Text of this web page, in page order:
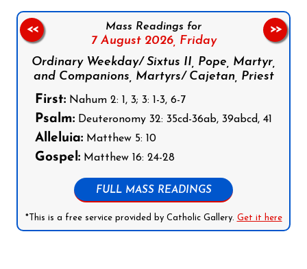
Mass Readings for
7 August 2026, Friday
Ordinary Weekday/ Sixtus II, Pope, Martyr,
and Companions, Martyrs/ Cajetan, Priest
First: Nahum 2: 1, 3; 3: 1-3, 6-7
Psalm: Deuteronomy 32: 35cd-36ab, 39abcd, 41
Alleluia: Matthew 5: 10
Gospel: Matthew 16: 24-28
FULL MASS READINGS
*This is a free service provided by Catholic Gallery. Get it here
<< >>